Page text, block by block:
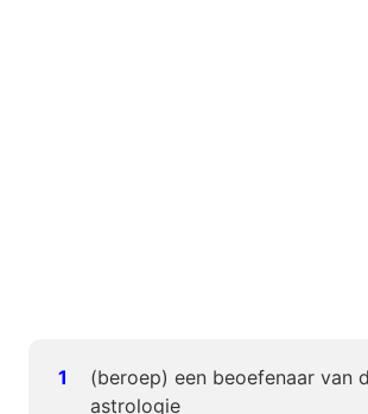
(beroep) een beoefenaar van
astrologie